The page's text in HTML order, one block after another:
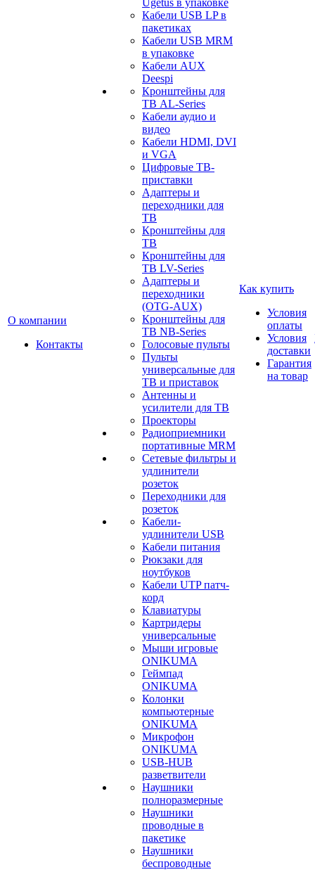
О компании
Контакты
Ugetus в упаковке
Кабели USB LP в
пакетиках
Кабели USB MRM
в упаковке
Кабели AUX
Deespi
Кронштейны для
ТВ AL-Series
Кабели аудио и
видео
Кабели HDMI, DVI
и VGA
Цифровые ТВ-
приставки
Адаптеры и
переходники для
ТВ
Кронштейны для
ТВ
Кронштейны для
ТВ LV-Series
Адаптеры и
переходники
(OTG-AUX)
Кронштейны для
ТВ NB-Series
Голосовые пульты
Пульты
универсальные для
ТВ и приставок
Антенны и
усилители для ТВ
Проекторы
Радиоприемники
портативные MRM
Сетевые фильтры и
удлинители
розеток
Переходники для
розеток
Кабели-
удлинители USB
Кабели питания
Рюкзаки для
ноутбуков
Кабели UTP патч-
корд
Клавиатуры
Картридеры
универсальные
Мыши игровые
ONIKUMA
Геймпад
ONIKUMA
Колонки
компьютерные
ONIKUMA
Микрофон
ONIKUMA
USB-HUB
разветвители
Наушники
полноразмерные
Наушники
проводные в
пакетике
Наушники
беспроводные
Как купить
Условия
оплаты
Условия
доставки
Гарантия
на товар